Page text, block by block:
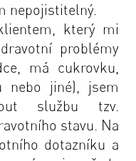
nepojistitelný.
který mi
problémy
má cukrovku,
nebo jiné), jsem
službu tzv.
stavu. Na
dotazníku a